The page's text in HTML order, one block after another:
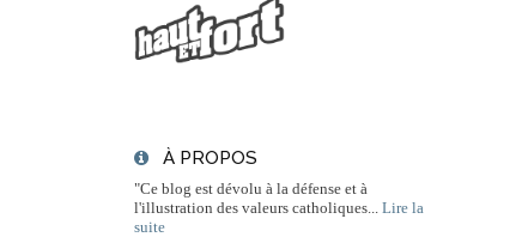
À PROPOS
"Ce blog est dévolu à la défense et à
l'illustration des valeurs catholiques...
Lire la
suite